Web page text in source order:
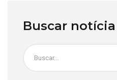
Buscar notícia